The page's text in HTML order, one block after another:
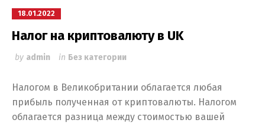
18.01.2022
Налог на криптовалюту в UK
by admin in Без категории
Налогом в Великобритании облагается любая
прибыль полученная от криптовалюты. Налогом
облагается разница между стоимостью вашей